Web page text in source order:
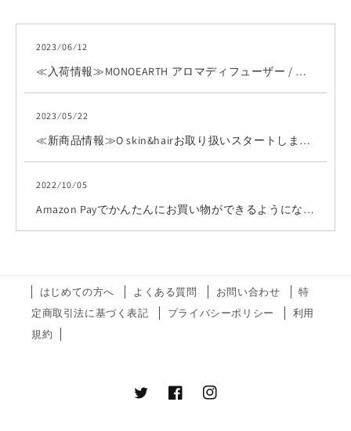
2023 ⁄ 06 ⁄ 12
≪入荷情報≫MONOEARTH アロマディフューザー / オリエンタルホワイトティーの香り
2023 ⁄ 05 ⁄ 22
≪新商品情報≫O skin&hairお取り扱いスタートしました！
2022 ⁄ 10 ⁄ 05
Amazon Payでかんたんにお買い物ができるようになりました！
はじめての方へ よくある質問 お問い合わせ
特
定商取引法に基づく表記
プライバシーポリシー
利用
規約
TwitterFacebookInstagram